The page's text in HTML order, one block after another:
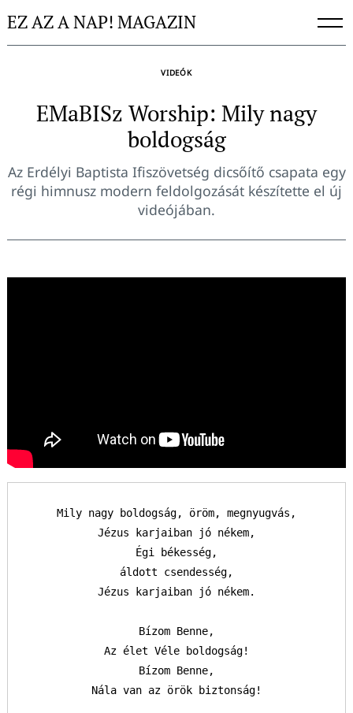
toEZ AZ A NAP! MAGAZIN
VIDEÓK
EMaBISz Worship: Mily nagy
boldogság
Az Erdélyi Baptista Ifiszövetség dicsőítő csapata egy
régi himnusz modern feldolgozását készítette el új
videójában.
Mily nagy boldogság, öröm, megnyugvás,
Jézus karjaiban jó nékem,
Égi békesség,
áldott csendesség,
Jézus karjaiban jó nékem.
Bízom Benne,
Az élet Véle boldogság!
Bízom Benne,
Nála van az örök biztonság!